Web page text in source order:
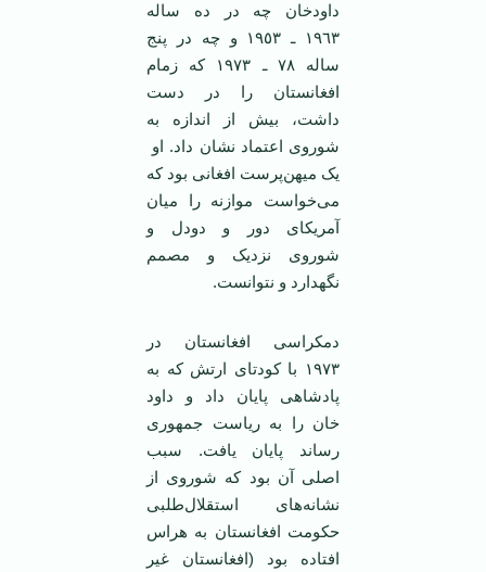
داودخان چه در ده ساله
١٩٦٣ ـ ١٩٥٣ و چه در پنج
ساله ٧۸ ـ ١٩٧٣ که زمام
افغانستان را در دست
داشت، بیش از اندازه به
شوروی اعتماد نشان داد. او
یک میهن‌پرست افغانی بود که
می‌خواست موازنه را میان
آمریکای دور و دودل و
شوروی نزدیک و مصمم
نگهدارد و نتوانست.
دمکراسی افغانستان در
١٩٧٣ با کودتای ارتش که به
پادشاهی پایان داد و داود
خان را به ریاست جمهوری
رساند پایان یافت. سبب
اصلی آن بود که شوروی از
نشانه‌های استقلال‌طلبی
حکومت افغانستان به هراس
افتاده بود (افغانستان غیر